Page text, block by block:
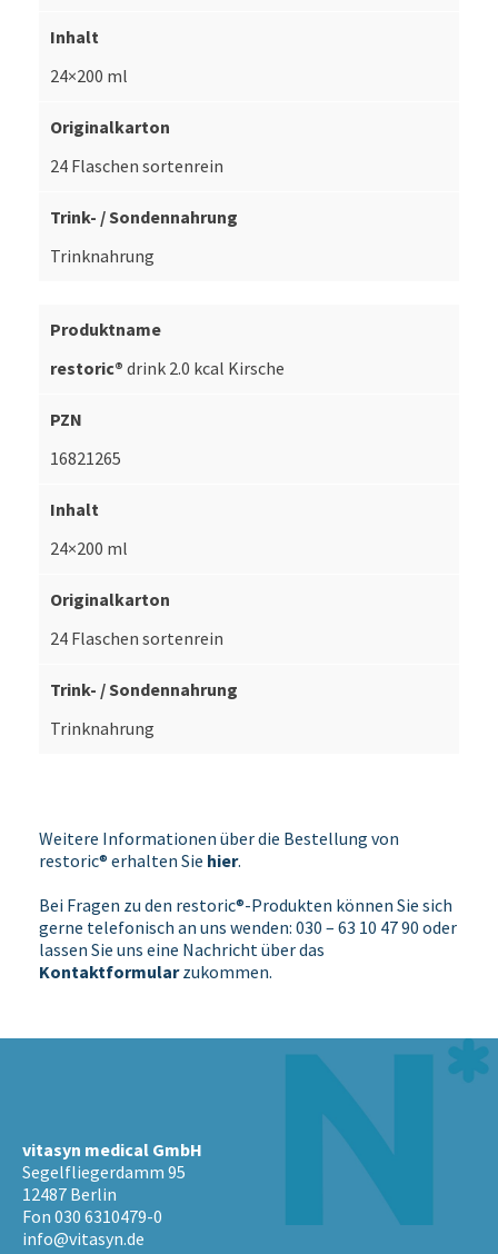
24×200 ml
24 Flaschen sortenrein
Trinknahrung
restoric® drink 2.0 kcal Kirsche
16821265
24×200 ml
24 Flaschen sortenrein
Trinknahrung
Weitere Informationen über die Bestellung von
restoric® erhalten Sie hier.
Bei Fragen zu den restoric®-Produkten können Sie sich
gerne telefonisch an uns wenden: 030 – 63 10 47 90 oder
lassen Sie uns eine Nachricht über das
Kontaktformularzukommen.
vitasyn medical GmbH
Segelfliegerdamm 95
12487 Berlin
Fon 030 6310479-0
info@vitasyn.de